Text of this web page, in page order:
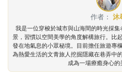
作者： 沐
我是一位穿梭於城市與山海間的時光採
景，習慣以空間美學的角度解構旅行。比
發在地氣息的小眾秘境。目前擔任旅遊專
為熱愛生活的文青旅人挖掘隱藏在巷弄中
成為一場療癒身心的